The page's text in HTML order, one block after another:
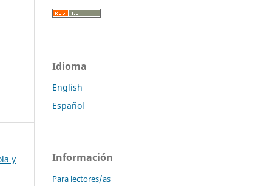
y
Idioma
English
Español
Información
Para lectores/as